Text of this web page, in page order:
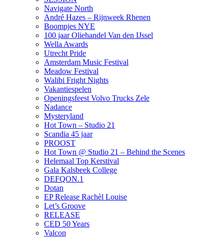
Navigate North
André Hazes – Rijnweek Rhenen
Boompjes NYE
100 jaar Oliehandel Van den IJssel
Wella Awards
Utrecht Pride
Amsterdam Music Festival
Meadow Festival
Walibi Fright Nights
Vakantiespelen
Openingsfeest Volvo Trucks Zele
Nadance
Mysteryland
Hot Town – Studio 21
Scandia 45 jaar
PROOST
Hot Town @ Studio 21 – Behind the Scenes
Helemaal Top Kerstival
Gala Kalsbeek College
DEFQON.1
Dotan
EP Release Rachèl Louise
Let’s Groove
RELEASE
CED 50 Years
Valcon